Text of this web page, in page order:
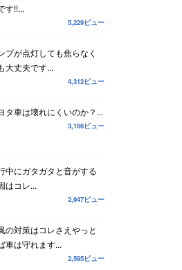
す!!...
5,229ビュー
プが点灯しても焦らなく
大丈夫です...
4,312ビュー
タ車は壊れにくいのか？...
3,166ビュー
中にガタガタと音がする
はコレ...
2,947ビュー
の対策はコレさえやっと
車は守れます...
2,595ビュー